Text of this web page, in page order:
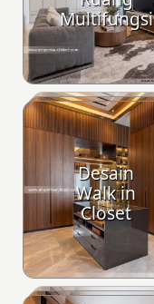
Multifungsi
Desain
Walk in
Closet